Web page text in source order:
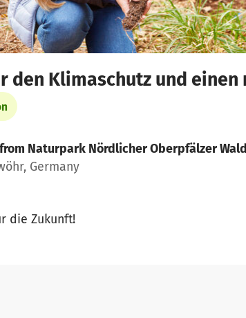
den Klimaschutz und
Naturpark Nördlicher Oberpfälzer Wald
Germany
die Zukunft!